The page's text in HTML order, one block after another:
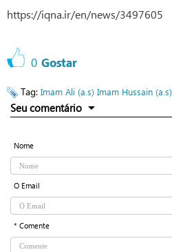
https://iqna.ir/en/news/3497605
0 Gostar
Tag: Imam Ali (a.s) Imam Hussain (a.s)
Seu comentário
Nome
O Email
* Comente